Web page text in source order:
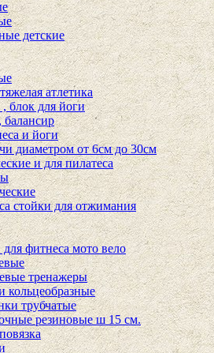
детские
атлетика
блок для йоги
балансир
и йоги
диаметром от 6см до 30см
и для пилатеса
стойки для отжимания
фитнеса мото вело
тренажеры
кольцеобразные
трубчатые
резиновые ш 15 см.